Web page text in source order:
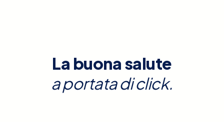
La buona salute
a portata di click.